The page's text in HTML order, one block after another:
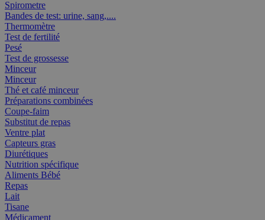
Spirometre
Bandes de test: urine, sang,....
Thermomètre
Test de fertilité
Pesé
Test de grossesse
Minceur
Minceur
Thé et café minceur
Préparations combinées
Coupe-faim
Substitut de repas
Ventre plat
Capteurs gras
Diurétiques
Nutrition spécifique
Aliments Bébé
Repas
Lait
Tisane
Médicament